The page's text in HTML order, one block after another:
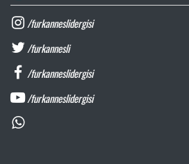
/furkanneslidergisi
/furkannesli
/furkanneslidergisi
/furkanneslidergisi